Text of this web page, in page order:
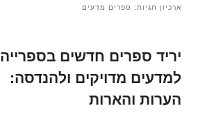
ארכיון תגיות: ספרים מדעים
יריד ספרים חדשים בספרייה
למדעים מדויקים ולהנדסה:
הערות והארות